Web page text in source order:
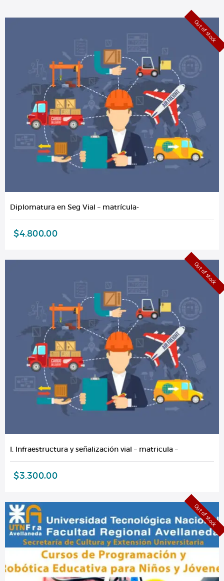
Out of stock
Diplomatura en Seg Vial – matrícula-
$4.800,00
Out of stock
I. Infraestructura y señalización vial – matricula –
$3.300,00
Out of stock